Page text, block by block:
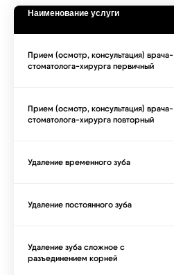
Наименование услуги
Прием (осмотр, консультация) врача-
стоматолога-хирурга первичный
Прием (осмотр, консультация) врача-
стоматолога-хирурга повторный
Удаление временного зуба
Удаление постоянного зуба
Удаление зуба сложное с
разъединением корней